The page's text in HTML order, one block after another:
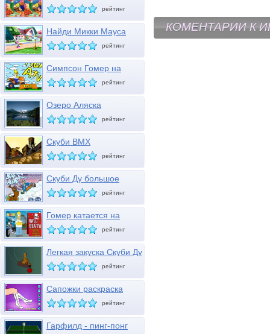
КОМЕНТАРИИ К
рейтинг
Найди Микки Мауса
рейтинг
Симпсон Гомер на
мотовездеходерейтинг
Озеро Аляска
рейтинг
Скуби BMX
рейтинг
Скуби Ду большое
снежное шоу
рейтинг
Гомер катается на
мотоцикле
рейтинг
Легкая закуска Скуби Ду
рейтинг
Сапожки раскраска
рейтинг
Гарфилд - пинг-понг